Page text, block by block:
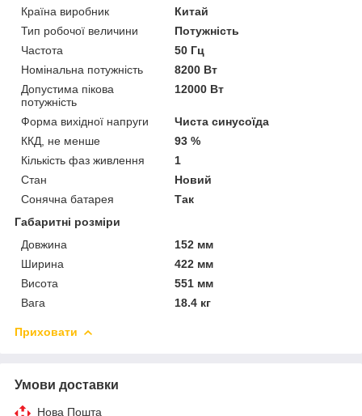
Країна виробник
Китай
Тип робочої величини
Потужність
Частота
50 Гц
Номінальна потужність
8200 Вт
Допустима пікова
потужність
12000 Вт
Форма вихідної напруги
Чиста синусоїда
ККД, не менше
93 %
Кількість фаз живлення
1
Стан
Новий
Сонячна батарея
Так
Габаритні розміри
Довжина
152 мм
Ширина
422 мм
Висота
551 мм
Вага
18.4 кг
Приховати
Умови доставки
Нова Пошта